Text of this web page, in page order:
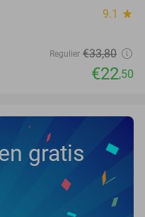
9.1 star
Regulier €33,80
€22,50
gratis